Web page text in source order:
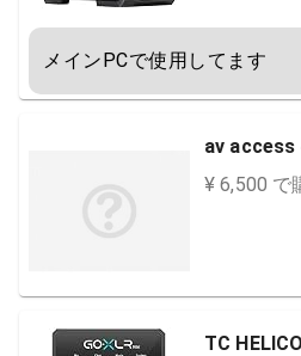
メインPCで使用してます
av access
¥ 6,500 で
TC